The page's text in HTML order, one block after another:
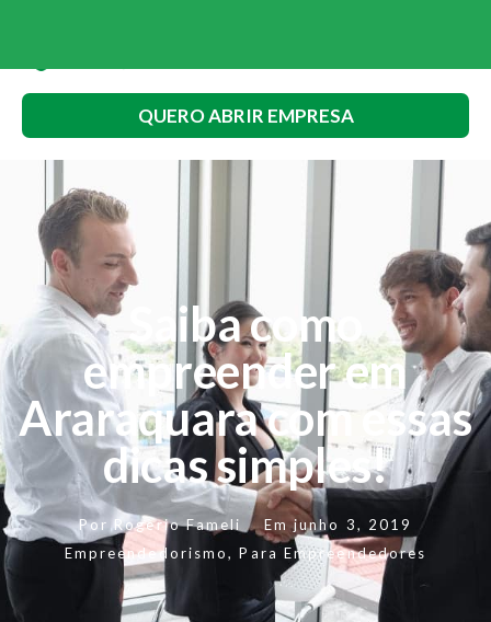
QUERO ABRIR EMPRESA
Saiba como
empreender em
Araraquara com essas
dicas simples!
Por Rogerio Fameli Em junho 3, 2019
Empreendedorismo,Para Empreendedores